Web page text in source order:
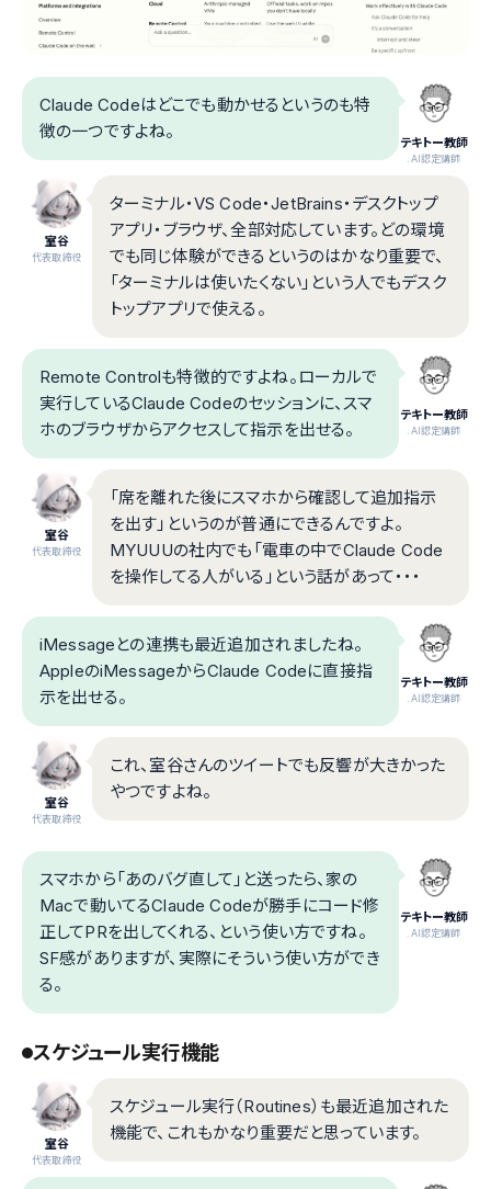
テキトー教師
.AI認定講師
Claude Codeはどこでも動かせるというのも特
徴の一つですよね。
室谷
代表取締役
ターミナル・VS Code・JetBrains・デスクトップ
アプリ・ブラウザ、全部対応しています。どの環境
でも同じ体験ができるというのはかなり重要で、
「ターミナルは使いたくない」という人でもデスク
トップアプリで使える。
テキトー教師
.AI認定講師
Remote Controlも特徴的ですよね。ローカルで
実行しているClaude Codeのセッションに、スマ
ホのブラウザからアクセスして指示を出せる。
室谷
代表取締役
「席を離れた後にスマホから確認して追加指示
を出す」というのが普通にできるんですよ。
MYUUUの社内でも「電車の中でClaude Code
を操作してる人がいる」という話があって・・・
テキトー教師
.AI認定講師
iMessageとの連携も最近追加されましたね。
AppleのiMessageからClaude Codeに直接指
示を出せる。
室谷
代表取締役
これ、室谷さんのツイートでも反響が大きかった
やつですよね。
テキトー教師
.AI認定講師
スマホから「あのバグ直して」と送ったら、家の
Macで動いてるClaude Codeが勝手にコード修
正してPRを出してくれる、という使い方ですね。
SF感がありますが、実際にそういう使い方ができ
る。
スケジュール実行機能
室谷
代表取締役
スケジュール実行（Routines）も最近追加された
機能で、これもかなり重要だと思っています。